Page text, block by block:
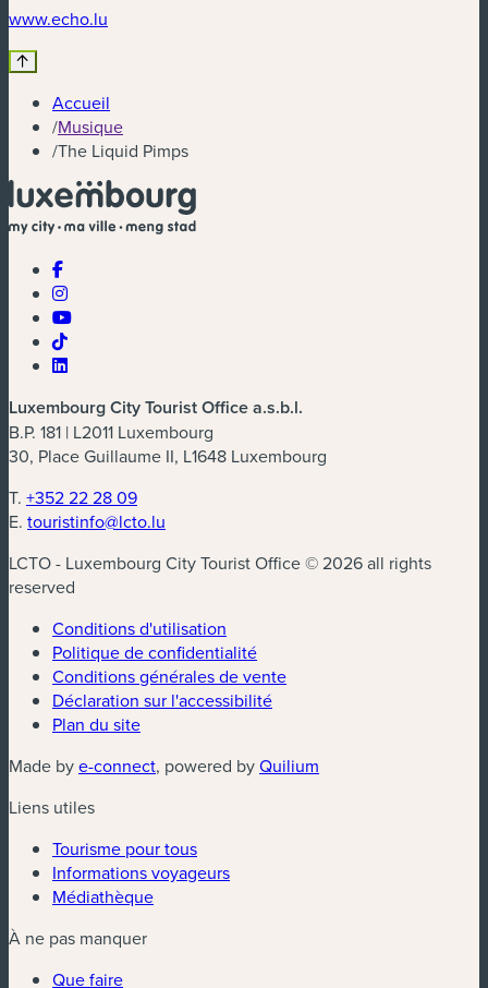
www.echo.lu
Accueil
/Musique
/The Liquid Pimps
Luxembourg City Tourist Office a.s.b.l.
B.P. 181 | L2011 Luxembourg
30, Place Guillaume II, L1648 Luxembourg
T. +352 22 28 09
E. touristinfo@lcto.lu
LCTO - Luxembourg City Tourist Office © 2026 all rights
reserved
Conditions d'utilisation
Politique de confidentialité
Conditions générales de vente
Déclaration sur l'accessibilité
Plan du site
Made bye-connect(nouvelle fenêtre)
, powered byQuilium
Liens utiles
Tourisme pour tous
Informations voyageurs
Médiathèque
À ne pas manquer
Que faire